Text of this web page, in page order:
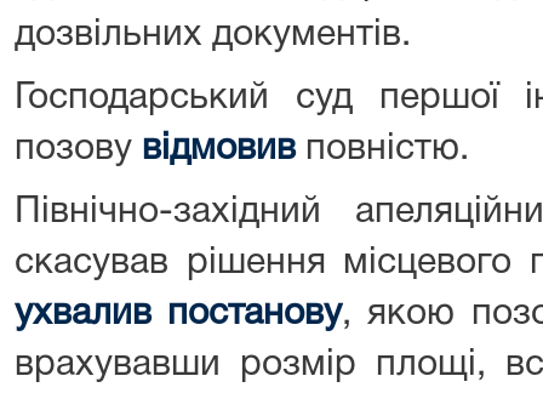
дозвільних документів.
Господарський суд першої
позову відмовив повністю.
Північно-західний
скасував рішення місцевого
ухвалив постанову, якою
врахувавши розмір площі,